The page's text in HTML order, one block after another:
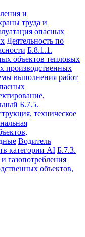
и
труда и
опасных
Деятельность по
Б.8.1.1.
объектов тепловых
производственных
выполнения работ
Б.7.5.
техническое
Водитель
категории АI Б.7.3.
газопотребления
объектов,